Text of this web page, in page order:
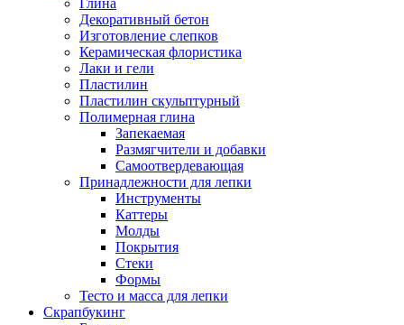
Глина
Декоративный бетон
Изготовление слепков
Керамическая флористика
Лаки и гели
Пластилин
Пластилин скульптурный
Полимерная глина
Запекаемая
Размягчители и добавки
Самоотвердевающая
Принадлежности для лепки
Инструменты
Каттеры
Молды
Покрытия
Стеки
Формы
Тесто и масса для лепки
Скрапбукинг